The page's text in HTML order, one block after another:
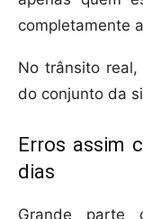
completamente
No trânsito
do conjunto da
Erros assim
dias
Grande parte